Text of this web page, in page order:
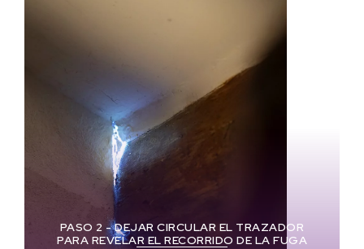
PASO 2 - DEJAR CIRCULAR EL TRAZADOR
PARA REVELAR EL RECORRIDO DE LA FUGA